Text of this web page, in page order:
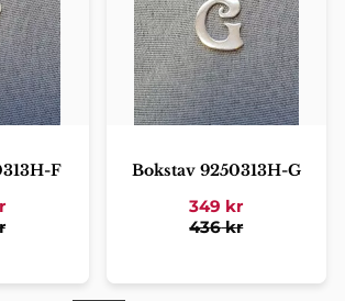
F Bokstav 9250313H-G
349 kr
436kr